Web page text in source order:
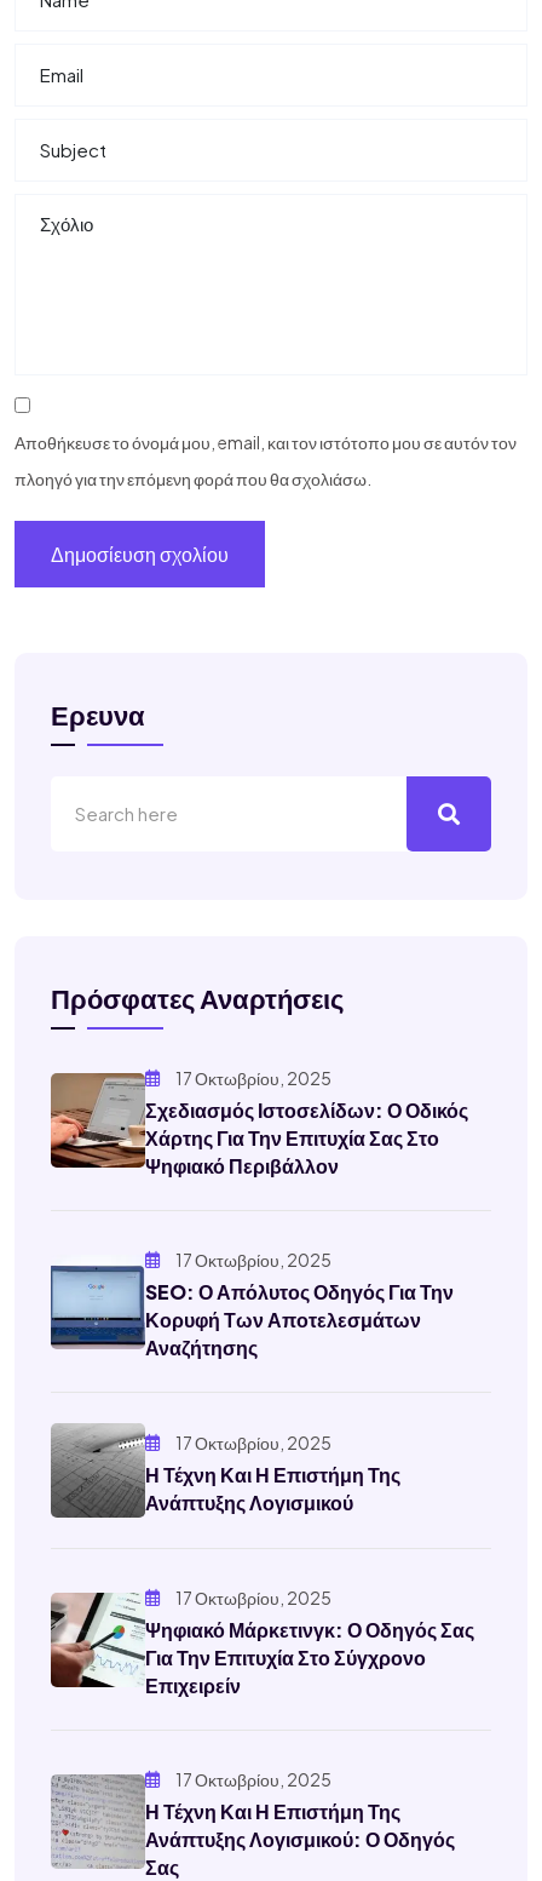
Αποθήκευσε το όνομά μου, email, και τον ιστότοπο μου σε αυτόν τον
πλοηγό για την επόμενη φορά που θα σχολιάσω.
Ερευνα
Πρόσφατες Αναρτήσεις
17 Οκτωβρίου, 2025
Σχεδιασμός Ιστοσελίδων: Ο Οδικός
Χάρτης Για Την Επιτυχία Σας Στο
Ψηφιακό Περιβάλλον
17 Οκτωβρίου, 2025
SEO: Ο Απόλυτος Οδηγός Για Την
Κορυφή Των Αποτελεσμάτων
Αναζήτησης
17 Οκτωβρίου, 2025
Η Τέχνη Και Η Επιστήμη Της
Ανάπτυξης Λογισμικού
17 Οκτωβρίου, 2025
Ψηφιακό Μάρκετινγκ: Ο Οδηγός Σας
Για Την Επιτυχία Στο Σύγχρονο
Επιχειρείν
17 Οκτωβρίου, 2025
Η Τέχνη Και Η Επιστήμη Της
Ανάπτυξης Λογισμικού: Ο Οδηγός
Σας